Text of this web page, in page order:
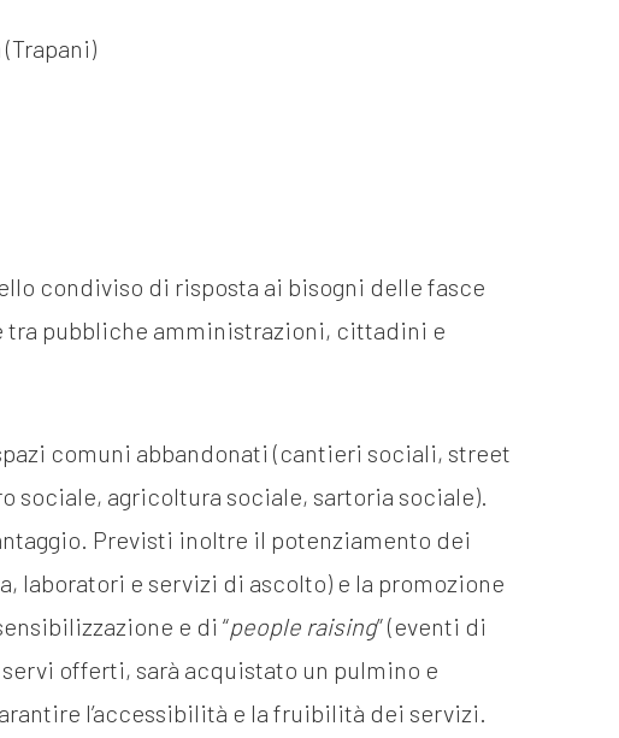
condiviso di risposta ai bisogni delle fasce
pubbliche amministrazioni, cittadini e
comuni abbandonati (cantieri sociali, street
agricoltura sociale, sartoria sociale).
Previsti inoltre il potenziamento dei
laboratori e servizi di ascolto) e la promozione
e di “people raising” (eventi di
offerti, sarà acquistato un pulmino e
l’accessibilità e la fruibilità dei servizi.